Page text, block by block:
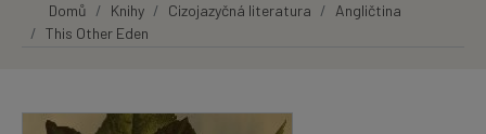
Domů Knihy Cizojazyčná literatura
Angličtina
This Other Eden